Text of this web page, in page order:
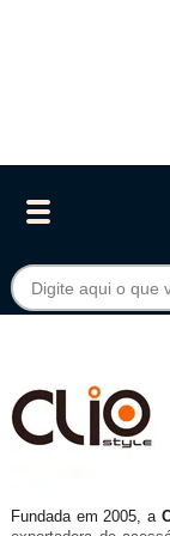
Fundada em 2005, a